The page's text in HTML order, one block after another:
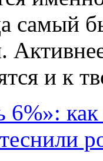
самый
и к
как